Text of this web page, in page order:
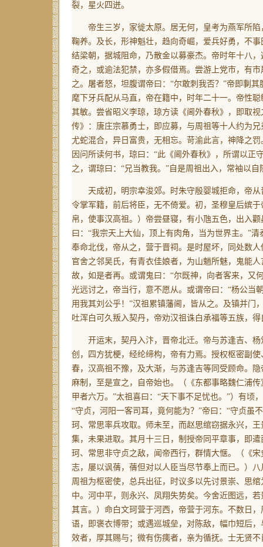
裂，星火四迸。
帝生三岁，家徙太原。居无何，皇考为燕军所陷
鞠养。及长，形神魁壮，趋向奇崛，爱兵好勇，不
结梁朝，据城阻命，乃散金以募豪杰。帝时年十八
奇之，或逾法犯禁，亦多假借焉。尝游上党市，有
之。屠者怒，坦腹谓帝曰：“尔敢刺我否？”帝即剚
麾下牙兵配从马直，帝在籍中，时年二十一。帝性
其敏。尝省昭义李琼，琼方读《阃外春秋》，即取
传》：唐庄宗慕勇士，即应募，与周祖等十人约为
尤蛇混合，异日富贵，无相忘。苛渝此言，神降之
因问所读何书，琼曰：“此《阃外春秋》，所谓以正
之，谓琼曰：“兄当教我。”自是周祖出入，常袖以
天成初，明宗幸浚郊。时朱守殷婴城拒命，帝从
令掌军籍，前后将臣，无不倚爱。初，圣穆皇后嫔
帛，使事汉高祖。） 帝尝昼寝，有小虺五色，出入
曰：“我宗天上大仙，顶上有肉角，当为世界主。”
奉命北伐，帝从之，营于晋祠。是时屋坏，同处数
官舍之邻吴氏，有青衣佳娘者，为山魈所魅，鬼能
故，如是者再。或谓鬼曰：“尔既神，向者客来，又
光远讨之，帝当行，意不愿从。或谓帝曰：“杨公当
用我其刘公乎！”汉祖累镇藩阃，皆从之。及镇并门
吐浑白可久叛入契丹，帝劝汉祖诛白承福等五族，
开运末，契丹入汴，晋帝北迁。帝与苏逢吉、杨
创，四方犹梗，经纶缔构，帝有力焉。授权枢密副
春，汉高祖不豫，及大渐，与苏逢吉等同受顾命。
麻制，至是宣之，自帝始也。
（《东都事略魏仁浦
甲者六万。”太祖喜曰：“天下事不足忧也。”） 有顷
“守贞，河阳一客司耳，竟何能为？”帝曰：“守贞虽
珂、常思率兵攻取。师未至，而赵思绾窃据永兴，
集，未果进取。其月十三日，制授帝同平章事，即
珂、常思非守贞之敌，闻帝西行，群情大惬。
（《
志，屡以讽蒨，蒨但对以人臣当尽节奉上而已。） 八
周祖为枢密使，总兵出征，时议多以先讨景崇、思
中。河中平，则永兴、凤翔失势矣。今舍近图远，
其言。） 命白文珂营于河西，帝营于河东。不数日
语，即褒衣博带；或遇巡城垒，对陈敌，幅巾短后
效者，厚其赐与；微有伤痍者，亲为循抚。士无贤